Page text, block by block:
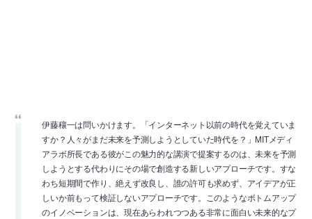
伊藤穰一は問いかけます。「インターネット以前の時代を覚えていま
すか？人々がまだ未来を予測しようとしていた時代を？」MITメディ
アラボ所長である彼がこの魅力的な講演で提案するのは、未来を予測
しようとする代わりにその場で創造する新しいアプローチです。すな
わち短期間で作り、絶えず改良し、誰の許可も求めず、アイデアが正
しいか前もって検証しないアプローチです。このようなボトムアップ
のイノベーションは、現在あらわれつつある非常に面白い未来的なプ